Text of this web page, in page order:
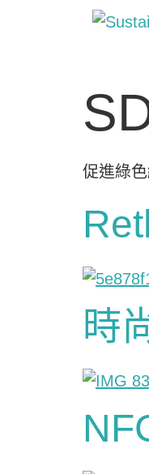
促進綠
時